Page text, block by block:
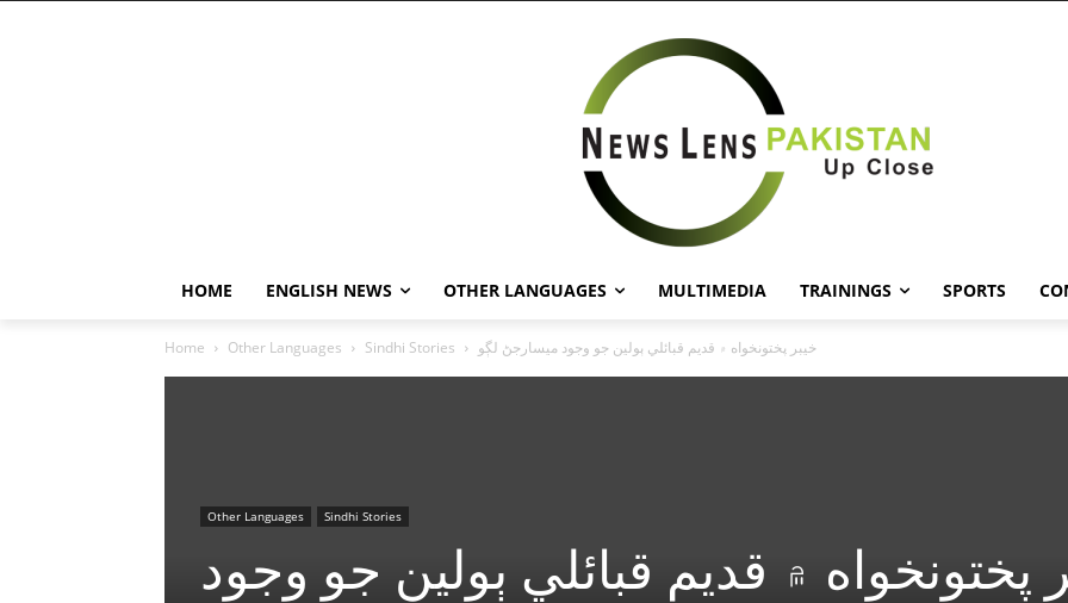
HOME ENGLISH NEWS OTHER LANGUAGES MULTIMEDIA TRAININGS SPORTS
Home Other Languages Sindhi Stories خيبر پختونخواه ۾ قديم قبائلي ٻولين جو وجود ميسارجڻ لڳو
Other Languages Sindhi Stories
پختونخواه ۾ قديم قبائلي ٻولين جو وجود